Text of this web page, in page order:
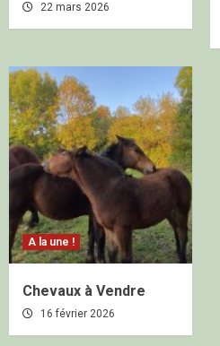
22 mars 2026
A la une !
Chevaux à Vendre
16 février 2026